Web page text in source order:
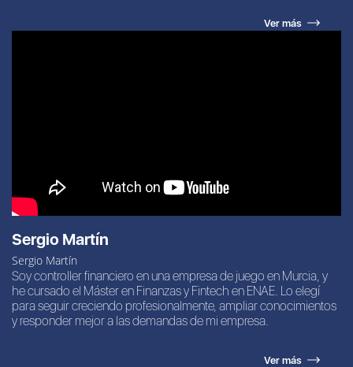
Ver más
Sergio Martín
Sergio Martín
Soy controller financiero en una empresa de juego en Murcia, y
he cursado el Máster en Finanzas y Fintech en ENAE. Lo elegí
para seguir creciendo profesionalmente, ampliar conocimientos
y responder mejor a las demandas de mi empresa.
Ver más